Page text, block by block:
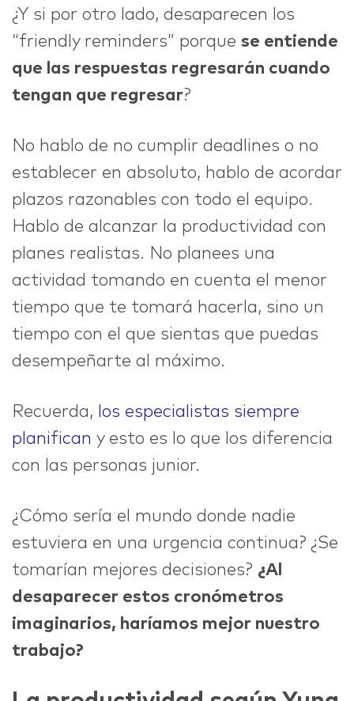
¿Y si por otro lado, desaparecen los
“friendly reminders” porque se entiende
que las respuestas regresarán cuando
tengan que regresar?
No hablo de no cumplir deadlines o no
establecer en absoluto, hablo de acordar
plazos razonables con todo el equipo.
Hablo de alcanzar la productividad con
planes realistas. No planees una
actividad tomando en cuenta el menor
tiempo que te tomará hacerla, sino un
tiempo con el que sientas que puedas
desempeñarte al máximo.
Recuerda, los especialistas siempre
planifican y esto es lo que los diferencia
con las personas junior.
¿Cómo sería el mundo donde nadie
estuviera en una urgencia continua? ¿Se
tomarían mejores decisiones? ¿Al
desaparecer estos cronómetros
imaginarios, haríamos mejor nuestro
trabajo?